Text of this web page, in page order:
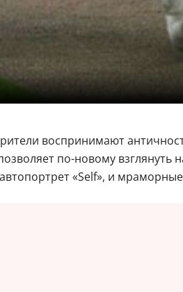
воспринимают
по-новому
«Self», и